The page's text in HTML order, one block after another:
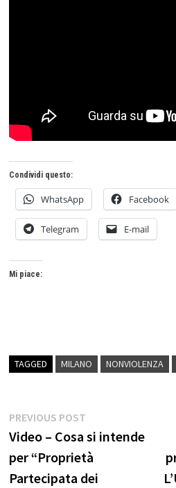
Condividi questo:
WhatsApp Facebook
Telegram E-mail
Mi piace:
TAGGED MILANO NONVIOLENZA
Navigazione
articoli
PREVIOUS POSTPrevious
post:
Video – Cosa si intende
per “Proprietà
Partecipata dei